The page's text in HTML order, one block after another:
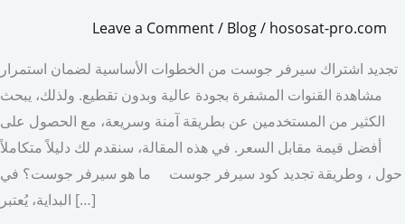
Leave a Comment/ Blog/ hososat-pro.com
تجديد اشتراك سيرفر جوست من الخطوات الأساسية لضمان استمرار
مشاهدة القنوات المشفرة بجودة عالية وبدون تقطيع. ولذلك، يبحث
الكثير من المستخدمين عن بطريقة آمنة وسريعة، مع الحصول على
أفضل قيمة مقابل السعر. في هذه المقالة، سنقدم لك دليلاً متكاملاً
حول ، وطريقة تجديد كود سيرفر جوست ما هو سيرفر جوست؟ في
البداية، يُعتبر […]